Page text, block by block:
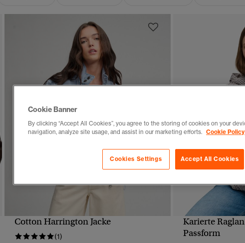
SCHNELLANSICHT
Cotton Harrington Jacke
(1)
Karierte
Passform
Cookie Banner
By clicking “Accept All Cookies”, you agree to the storing of cookies on your
navigation, analyze site usage, and assist in our marketing efforts. Cookie Policy
Accept All Cookies
Cookies Settings